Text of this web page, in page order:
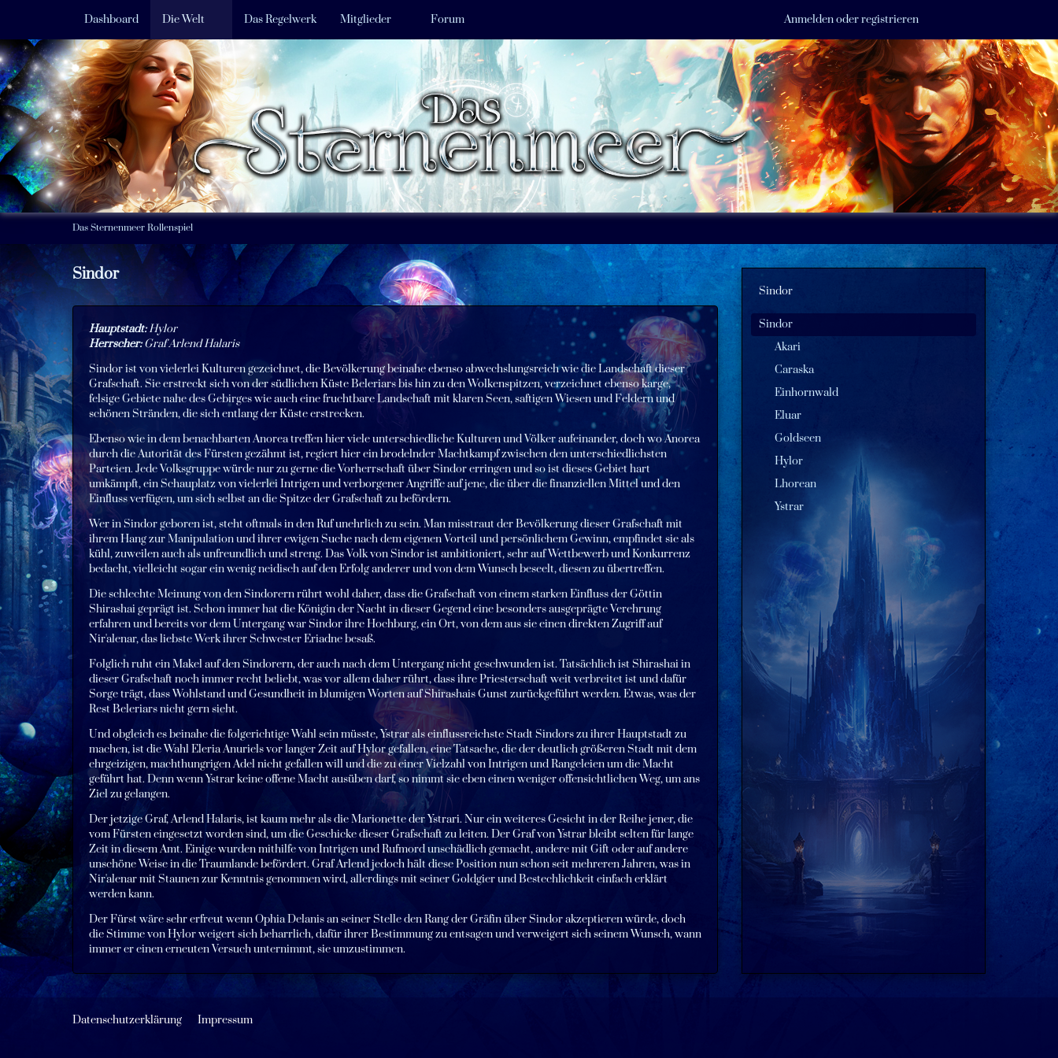
Dashboard Die Welt Das Regelwerk Mitglieder Forum Anmelden oder registrieren
Das Sternenmeer Rollenspiel
Sindor
Hauptstadt:Hylor
Herrscher:Graf Arlend Halaris
Sindor ist von vielerlei Kulturen gezeichnet, die Bevölkerung beinahe ebenso abwechslungsreich wie die Landschaft dieser
Grafschaft. Sie erstreckt sich von der südlichen Küste Beleriars bis hin zu den Wolkenspitzen, verzeichnet ebenso karge,
felsige Gebiete nahe des Gebirges wie auch eine fruchtbare Landschaft mit klaren Seen, saftigen Wiesen und Feldern und
schönen Stränden, die sich entlang der Küste erstrecken.
Ebenso wie in dem benachbarten Anorea treffen hier viele unterschiedliche Kulturen und Völker aufeinander, doch wo Anorea
durch die Autorität des Fürsten gezähmt ist, regiert hier ein brodelnder Machtkampf zwischen den unterschiedlichsten
Parteien. Jede Volksgruppe würde nur zu gerne die Vorherrschaft über Sindor erringen und so ist dieses Gebiet hart
umkämpft, ein Schauplatz von vielerlei Intrigen und verborgener Angriffe auf jene, die über die finanziellen Mittel und den
Einfluss verfügen, um sich selbst an die Spitze der Grafschaft zu befördern.
Wer in Sindor geboren ist, steht oftmals in den Ruf unehrlich zu sein. Man misstraut der Bevölkerung dieser Grafschaft mit
ihrem Hang zur Manipulation und ihrer ewigen Suche nach dem eigenen Vorteil und persönlichem Gewinn, empfindet sie als
kühl, zuweilen auch als unfreundlich und streng. Das Volk von Sindor ist ambitioniert, sehr auf Wettbewerb und Konkurrenz
bedacht, vielleicht sogar ein wenig neidisch auf den Erfolg anderer und von dem Wunsch beseelt, diesen zu übertreffen.
Die schlechte Meinung von den Sindorern rührt wohl daher, dass die Grafschaft von einem starken Einfluss der Göttin
Shirashai geprägt ist. Schon immer hat die Königin der Nacht in dieser Gegend eine besonders ausgeprägte Verehrung
erfahren und bereits vor dem Untergang war Sindor ihre Hochburg, ein Ort, von dem aus sie einen direkten Zugriff auf
Nir'alenar, das liebste Werk ihrer Schwester Eriadne besaß.
Folglich ruht ein Makel auf den Sindorern, der auch nach dem Untergang nicht geschwunden ist. Tatsächlich ist Shirashai in
dieser Grafschaft noch immer recht beliebt, was vor allem daher rührt, dass ihre Priesterschaft weit verbreitet ist und dafür
Sorge trägt, dass Wohlstand und Gesundheit in blumigen Worten auf Shirashais Gunst zurückgeführt werden. Etwas, was der
Rest Beleriars nicht gern sieht.
Und obgleich es beinahe die folgerichtige Wahl sein müsste, Ystrar als einflussreichste Stadt Sindors zu ihrer Hauptstadt zu
machen, ist die Wahl Eleria Anuriels vor langer Zeit auf Hylor gefallen, eine Tatsache, die der deutlich größeren Stadt mit dem
ehrgeizigen, machthungrigen Adel nicht gefallen will und die zu einer Vielzahl von Intrigen und Rangeleien um die Macht
geführt hat. Denn wenn Ystrar keine offene Macht ausüben darf, so nimmt sie eben einen weniger offensichtlichen Weg, um ans
Ziel zu gelangen.
Der jetzige Graf, Arlend Halaris, ist kaum mehr als die Marionette der Ystrari. Nur ein weiteres Gesicht in der Reihe jener, die
vom Fürsten eingesetzt worden sind, um die Geschicke dieser Grafschaft zu leiten. Der Graf von Ystrar bleibt selten für lange
Zeit in diesem Amt. Einige wurden mithilfe von Intrigen und Rufmord unschädlich gemacht, andere mit Gift oder auf andere
unschöne Weise in die Traumlande befördert. Graf Arlend jedoch hält diese Position nun schon seit mehreren Jahren, was in
Nir'alenar mit Staunen zur Kenntnis genommen wird, allerdings mit seiner Goldgier und Bestechlichkeit einfach erklärt
werden kann.
Der Fürst wäre sehr erfreut wenn Ophia Delanis an seiner Stelle den Rang der Gräfin über Sindor akzeptieren würde, doch
die Stimme von Hylor weigert sich beharrlich, dafür ihrer Bestimmung zu entsagen und verweigert sich seinem Wunsch, wann
immer er einen erneuten Versuch unternimmt, sie umzustimmen.
Sindor
Sindor
Akari
Caraska
Einhornwald
Eluar
Goldseen
Hylor
Lhorean
Ystrar
Datenschutzerklärung Impressum